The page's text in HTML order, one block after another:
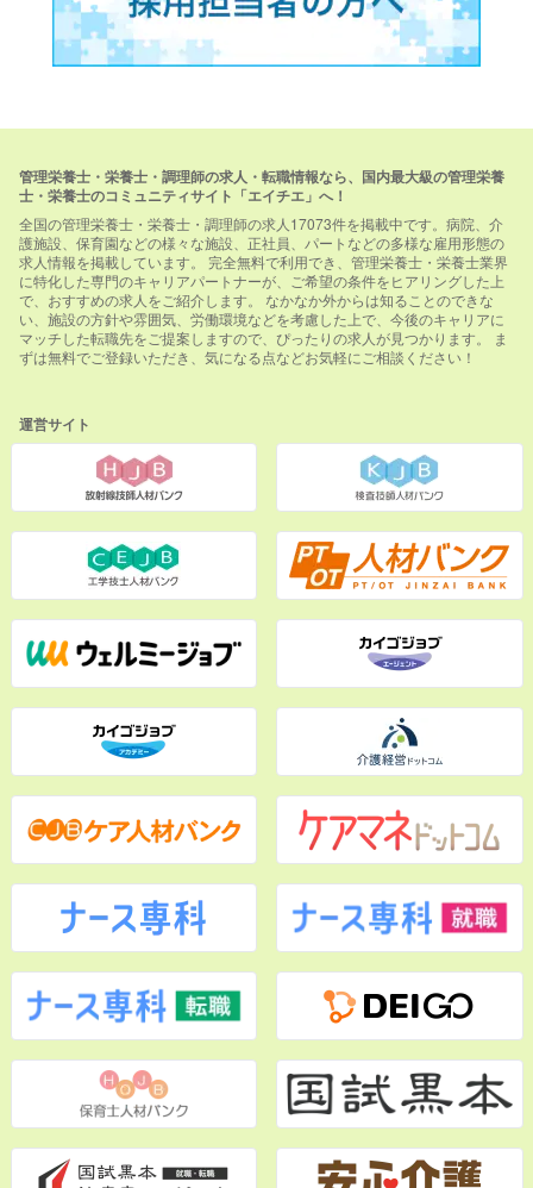
管理栄養士・栄養士・調理師の求人・転職情報なら、国内最大級の管理栄養
士・栄養士のコミュニティサイト「エイチエ」へ！
全国の管理栄養士・栄養士・調理師の求人17073件を掲載中です。病院、介
護施設、保育園などの様々な施設、正社員、パートなどの多様な雇用形態の
求人情報を掲載しています。 完全無料で利用でき、管理栄養士・栄養士業界
に特化した専門のキャリアパートナーが、ご希望の条件をヒアリングした上
で、おすすめの求人をご紹介します。 なかなか外からは知ることのできな
い、施設の方針や雰囲気、労働環境などを考慮した上で、今後のキャリアに
マッチした転職先をご提案しますので、ぴったりの求人が見つかります。 ま
ずは無料でご登録いただき、気になる点などお気軽にご相談ください！
運営サイト